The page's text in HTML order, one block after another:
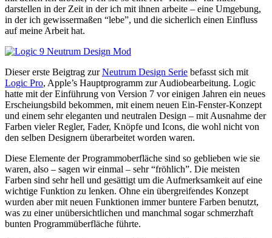
darstellen in der Zeit in der ich mit ihnen arbeite – eine Umgebung,
in der ich gewissermaßen “lebe”, und die sicherlich einen Einfluss
auf meine Arbeit hat.
Dieser erste Beigtrag zurNeutrum Design Serie befasst sich mit
Logic Pro, Apple’s Hauptprogramm zur Audiobearbeitung. Logic
hatte mit der Einführung von Version 7 vor einigen Jahren ein neues
Erscheiungsbild bekommen, mit einem neuen Ein-Fenster-Konzept
und einem sehr eleganten und neutralen Design – mit Ausnahme der
Farben vieler Regler, Fader, Knöpfe und Icons, die wohl nicht von
den selben Designern überarbeitet worden waren.
Diese Elemente der Programmoberfläche sind so geblieben wie sie
waren, also – sagen wir einmal – sehr “fröhlich”. Die meisten
Farben sind sehr hell und gesättigt um die Aufmerksamkeit auf eine
wichtige Funktion zu lenken. Ohne ein übergreifendes Konzept
wurden aber mit neuen Funktionen immer buntere Farben benutzt,
was zu einer unübersichtlichen und manchmal sogar schmerzhaft
bunten Programmüberfläche führte.